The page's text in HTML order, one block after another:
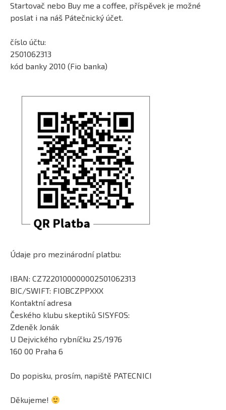
Startovač nebo Buy me a coffee, příspěvek je možné
poslat i na náš Pátečnický účet.
číslo účtu:
2501062313
kód banky 2010 (Fio banka)
Údaje pro mezinárodní platbu:
IBAN: CZ7220100000002501062313
BIC/SWIFT: FIOBCZPPXXX
Kontaktní adresa
Českého klubu skeptiků SISYFOS:
Zdeněk Jonák
U Dejvického rybníčku 25/1976
160 00 Praha 6
Do popisku, prosím, napiště PATECNICI
Děkujeme!